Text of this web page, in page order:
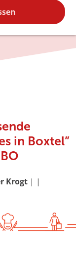
in Boxtel”
Krogt | |